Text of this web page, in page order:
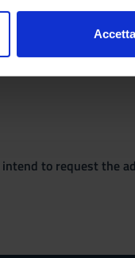
cookie.
altre informazioni che
to request the